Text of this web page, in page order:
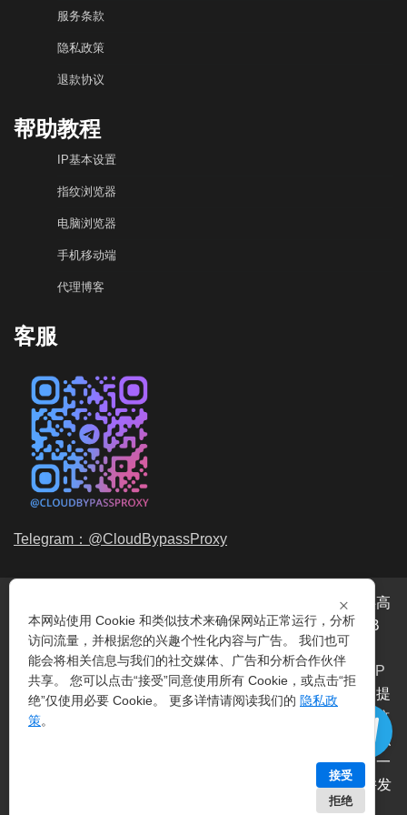
服务条款
隐私政策
退款协议
帮助教程
IP基本设置
指纹浏览器
电脑浏览器
手机移动端
代理博客
客服
Telegram：@CloudBypassProxy
代理服务提供商，我们提供高
品质、永不过期的动态代理IP池流量包，价格最低2元/GB
起。我们的IP资源包括超过3.5亿的动态住宅IP和机房IP，
覆盖全球200多个国家。支持HTTP代理IP 和 Socks5代理IP
协议，IP可用率超过99%。购买我们的服务即可享受穿云提
供的
指纹
、爬虫抓取、电商系统、网络测试、SEO等。穿云
动态机房IP服务，一
次购买即可获得无限时效、不限平台、不限带宽、不限并发
×
本网站使用 Cookie 和类似技术来确保网站正常运行，分析
访问流量，并根据您的兴趣个性化内容与广告。 我们也可
能会将相关信息与我们的社交媒体、广告和分析合作伙伴
共享。 您可以点击“接受”同意使用所有 Cookie，或点击“拒
绝”仅使用必要 Cookie。 更多详情请阅读我们的 隐私政
策。
接受
拒绝